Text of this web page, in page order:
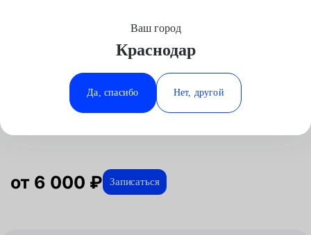
Минеральные Воды
Ростов-на-Дону
Ставрополь
Ваш город
Краснодар
Да, спасибо Нет, другой
ОтзывыАвтосервис
Рулевое управление
Ремонт электрических рулевых
реек для Chevrolet в Краснодаре
от 6 000 ₽ Записаться